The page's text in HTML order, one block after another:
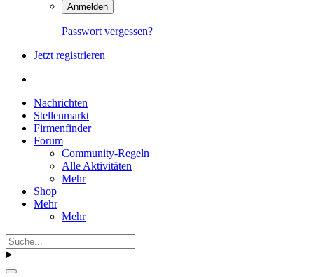
Anmelden
Passwort vergessen?
Jetzt registrieren
Nachrichten
Stellenmarkt
Firmenfinder
Forum
Community-Regeln
Alle Aktivitäten
Mehr
Shop
Mehr
Mehr